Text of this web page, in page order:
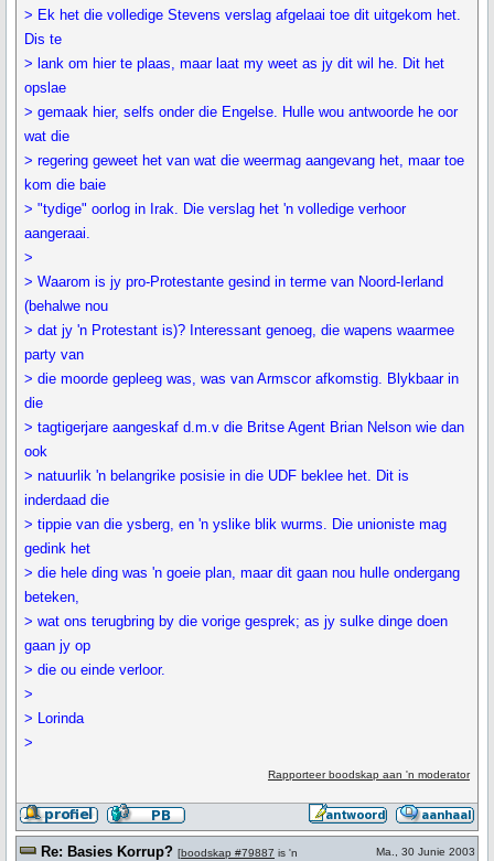
> Ek het die volledige Stevens verslag afgelaai toe dit uitgekom het.
Dis te
> lank om hier te plaas, maar laat my weet as jy dit wil he. Dit het
opslae
> gemaak hier, selfs onder die Engelse. Hulle wou antwoorde he oor
wat die
> regering geweet het van wat die weermag aangevang het, maar toe
kom die baie
> "tydige" oorlog in Irak. Die verslag het 'n volledige verhoor
aangeraai.
>
> Waarom is jy pro-Protestante gesind in terme van Noord-Ierland
(behalwe nou
> dat jy 'n Protestant is)? Interessant genoeg, die wapens waarmee
party van
> die moorde gepleeg was, was van Armscor afkomstig. Blykbaar in
die
> tagtigerjare aangeskaf d.m.v die Britse Agent Brian Nelson wie dan
ook
> natuurlik 'n belangrike posisie in die UDF beklee het. Dit is
inderdaad die
> tippie van die ysberg, en 'n yslike blik wurms. Die unioniste mag
gedink het
> die hele ding was 'n goeie plan, maar dit gaan nou hulle ondergang
beteken,
> wat ons terugbring by die vorige gesprek; as jy sulke dinge doen
gaan jy op
> die ou einde verloor.
>
> Lorinda
>
Rapporteer boodskap aan 'n moderator
Re: Basies Korrup? [boodskap #79887 is 'n
Ma., 30 Junie 2003